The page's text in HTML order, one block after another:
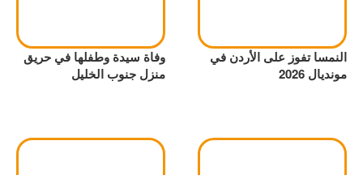
النمسا تفوز على الأردن في
مونديال 2026
وفاة سيدة وطفلها في حريق
منزل جنوب الخليل